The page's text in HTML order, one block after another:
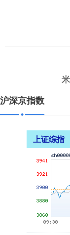
沪深京指数
上证综指